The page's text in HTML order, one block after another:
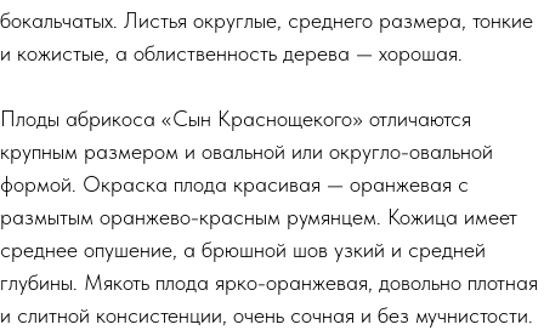
бокальчатых. Листья округлые, среднего размера, тонкие
и кожистые, а облиственность дерева — хорошая.
Плоды абрикоса «Сын Краснощекого» отличаются
крупным размером и овальной или округло-овальной
формой. Окраска плода красивая — оранжевая с
размытым оранжево-красным румянцем. Кожица имеет
среднее опушение, а брюшной шов узкий и средней
глубины. Мякоть плода ярко-оранжевая, довольно плотная
и слитной консистенции, очень сочная и без мучнистости.